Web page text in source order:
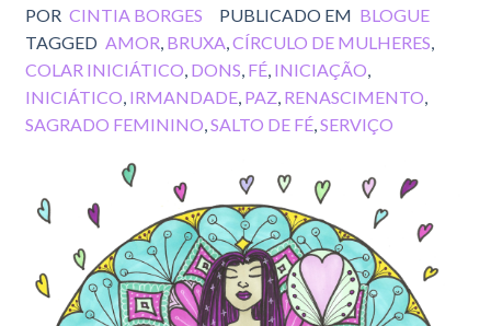
POR CINTIA BORGES PUBLICADO EM BLOGUE
TAGGED AMOR BRUXA ,CÍRCULO DE MULHERES
COLAR INICIÁTICO DONS FÉ, INICIAÇÃO
INICIÁTICO IRMANDADE, PAZ, RENASCIMENTO
SAGRADO FEMININO SALTO DE FÉ, SERVIÇO